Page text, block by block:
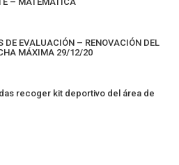
EVALUACIÓN – RENOVACIÓN DEL
MÁXIMA 29/12/20
recoger kit deportivo del área de